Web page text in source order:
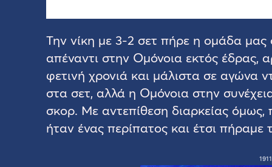
Την νίκη με 3-2 σετ πήρε η ομάδα μας
απέναντι στην Ομόνοια εκτός έδρας,
φετινή χρονιά και μάλιστα σε αγώνα
στα σετ, αλλά η Ομόνοια στην
σκορ. Με αντεπίθεση διαρκείας
ήταν ένας περίπατος και έτσι